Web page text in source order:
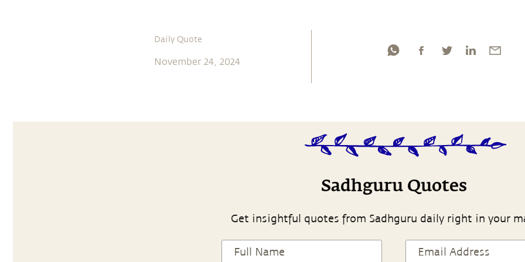
Daily Quote
November 24, 2024
Sadhguru Quotes
Get insightful quotes from Sadhguru daily right in your